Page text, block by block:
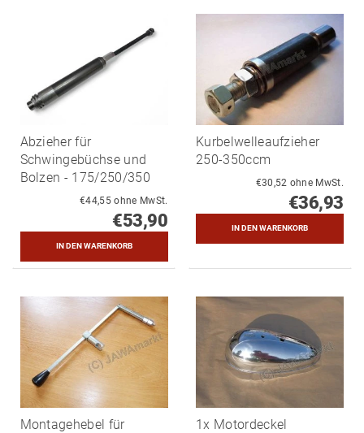
Abzieher für
Schwingebüchse und
Bolzen - 175/250/350
€44,55 ohne MwSt.
€53,90
Kurbelwelleaufzieher
250-350ccm
€30,52 ohne MwSt.
€36,93
Montagehebel für
1x Motordeckel